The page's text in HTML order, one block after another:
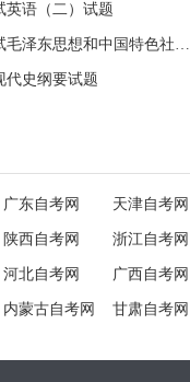
英语（二）试题
全国2024年4月高等教育自学考试毛泽东思想和中国特色社会主义理论体系概论试题
代史纲要试题
广东自考网 天津自考网
陕西自考网 浙江自考网
河北自考网 广西自考网
内蒙古自考网 甘肃自考网